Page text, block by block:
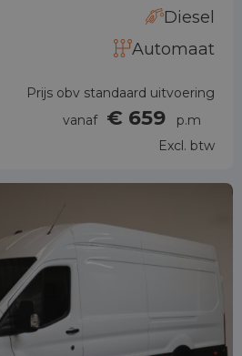
Diesel
Automaat
Prijs obv standaard uitvoering
vanaf € 659
p.m
Excl. btw